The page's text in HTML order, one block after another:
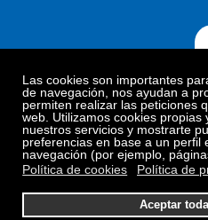
Las cookies son importantes
de navegación, nos ayudan a
permiten realizar las peticiones
web. Utilizamos cookies
nuestros servicios y mostrarte
preferencias en base a un perfil
navegación (por ejemplo,
Política de cookies
Política de
Aceptar
Aviso legal
Política de
Política de Redes Sociales
Preferencias de cookies
© 2025. Bioiberica S.A.U.